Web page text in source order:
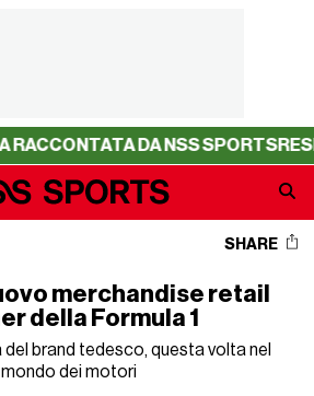
DA NSS SPORTS
SHARE
merchandise retail
della Formula 1
brand tedesco, questa volta nel
mondo dei motori